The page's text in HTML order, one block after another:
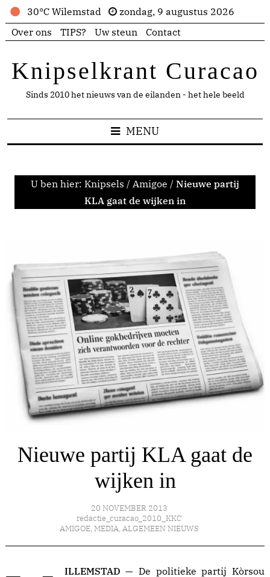
30°C Wilemstad
zondag, 9 augustus 2026
Over ons
TIPS? Uw steun Contact
Knipselkrant Curacao
Sinds 2010 het nieuws van de eilanden - het hele beeld
MENU
U ben hier: Knipsels / Amigoe / Nieuwe partij
KLA gaat de wijken in
Nieuwe partij KLA gaat de
wijken in
20 NOVEMBER 2013
redactie_curacao_2010_KKC
AMIGOE, MEDIA, ALGEMEEN NIEUWS
WILLEMSTAD — De politieke partij Kòrsou